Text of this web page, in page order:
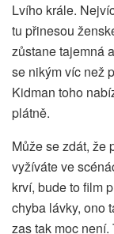
Lvího krále.
tu přinesou
zůstane tajemná
se nikým víc než
Kidman toho
plátně.
Může se zdát, že
vyžíváte ve
krví, bude to film
chyba lávky, ono
zas tak moc není.